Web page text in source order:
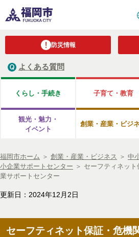
防災情報
よくある質問
くらし・手続き 子育て・教育
観光・魅力・
イベント
創業・産業・ビジ
福岡市ホーム ＞ 創業・産業・ビジネス ＞ 中
小企業サポートセンター ＞ セーフティネッ
業サポートセンター
更新日：2024年12月2日
セーフティネット保証・危機